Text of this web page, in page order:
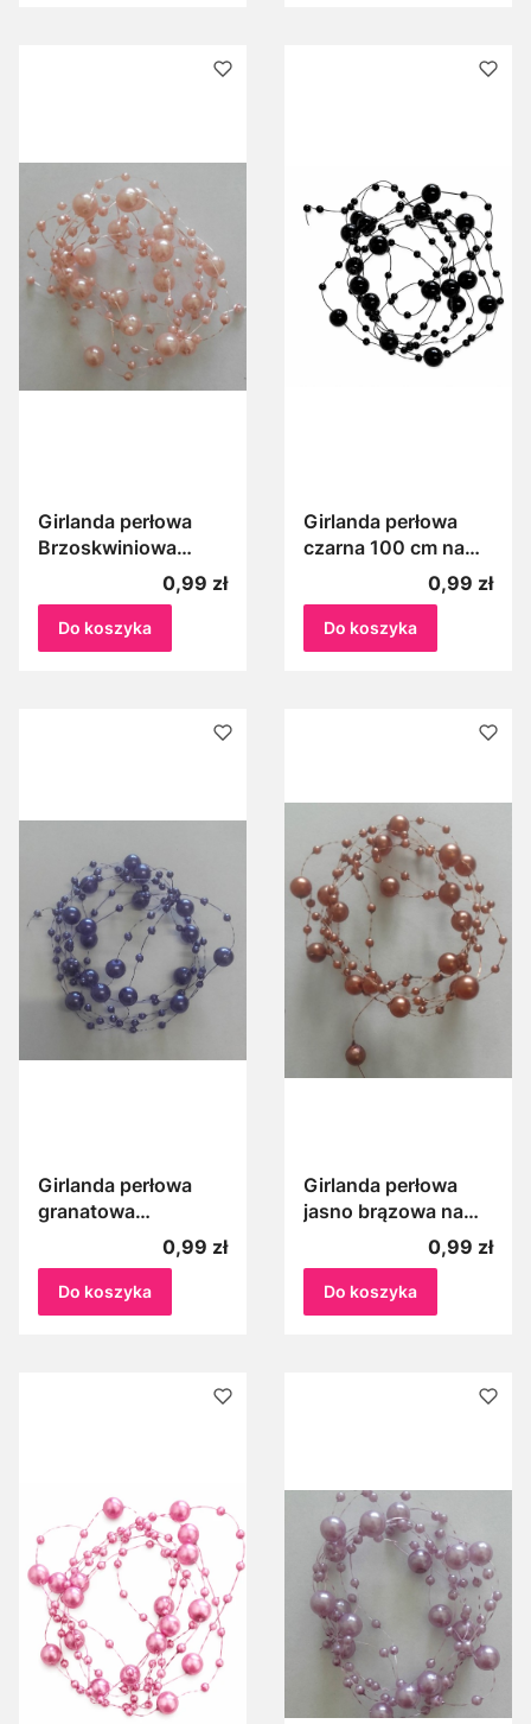
Girlanda perłowa
Brzoskwiniowa
pastelowa na żyłce,
Perełki na żyłce
brzoskwiniowe 1m
Cena
0,99 zł
Do koszyka
Girlanda perłowa
czarna 100 cm na
żyłce perełki czarne
koraliki
Cena
0,99 zł
Do koszyka
Girlanda perłowa
granatowa
zgaszona na żyłce
100 cm Perełki na
żyłce zgaszone
granatowe 1 m
Cena
0,99 zł
Do koszyka
Girlanda perłowa
jasno brązowa na
żyłce 100 cm Perełki
na żyłce jasny brąz 1
Cena
0,99 zł
Do koszyka